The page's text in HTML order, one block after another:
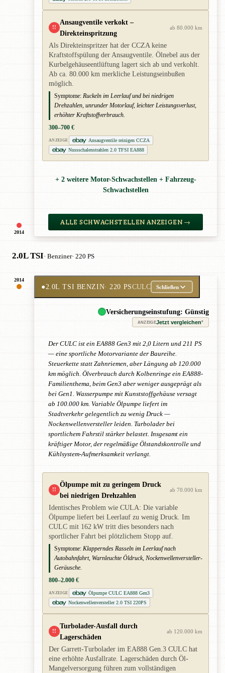
2014
!!
Ansaugventile verkokt –
Direkteinspritzung
ab 80.000 km
Als Direkteinspritzer hat der CCZA keine
Kraftstoffspülung der Ansaugventile. Ölnebel aus der
Kurbelgehäuseentlüftung lagert sich ab und verkohlt.
Ab ca. 80.000 km merkliche Leistungseinbußen
möglich.
Symptome: Ruckeln im Leerlauf und bei niedrigen
Drehzahlen, unrunder Motorlauf, leichter Leistungsverlust,
erhöhter Kraftstoffverbrauch.
300–700 €
ANZEIGE
Ansaugventile reinigen CCZA
Nussschalenstrahlen 2.0 TFSI EA888
+ 2 weitere Motor-Schwachstellen + Fahrzeug-
Schwachstellen
ALLE SCHWACHSTELLEN ANZEIGEN →
2.0L TSI· Benziner· 220 PS
2014
●2.0L TSI BENZIN· 220 PSCULC Schließen
Versicherungseinstufung: Günstig
ANZEIGEJetzt vergleichen*
Der CULC ist ein EA888 Gen3 mit 2,0 Litern und 211 PS
— eine sportliche Motorvariante der Baureihe.
Steuerkette statt Zahnriemen, aber Längung ab 120.000
km möglich. Ölverbrauch durch Kolbenringe ein EA888-
Familienthema, beim Gen3 aber weniger ausgeprägt als
bei Gen1. Wasserpumpe mit Kunststoffgehäuse versagt
ab 100.000 km. Variable Ölpumpe liefert im
Stadtverkehr gelegentlich zu wenig Druck —
Nockenwellenversteller leiden. Turbolader bei
sportlichem Fahrstil stärker belastet. Insgesamt ein
kräftiger Motor, der regelmäßige Ölstandskontrolle und
Kühlsystem-Aufmerksamkeit verlangt.
!!
Ölpumpe mit zu geringem Druck
bei niedrigen Drehzahlen
ab 70.000 km
Identisches Problem wie CULA: Die variable
Ölpumpe liefert bei Leerlauf zu wenig Druck. Im
CULC mit 162 kW tritt dies besonders nach
sportlicher Fahrt bei plötzlichem Stopp auf.
Symptome: Klapperndes Rasseln im Leerlauf nach
Autobahnfahrt, Warnleuchte Öldruck, Nockenwellenversteller-
Geräusche.
800–2.000 €
ANZEIGE
Ölpumpe CULC EA888 Gen3
Nockenwellenversteller 2.0 TSI 220PS
!!
Turbolader-Ausfall durch
Lagerschäden
ab 120.000 km
Der Garrett-Turbolader im EA888 Gen.3 CULC hat
eine erhöhte Ausfallrate. Lagerschäden durch Öl-
Mangelversorgung führen zum vollständigen